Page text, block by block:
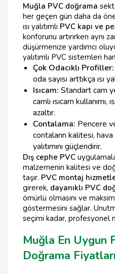
Muğla PVC doğrama
her geçen gün daha da
ısı yalıtımlı PVC kapı ve
konforunu artırırken aynı
düşürmenize yardımcı
yalıtımlı PVC sistemleri
Çok Odacıklı Profiller:
oda sayısı arttıkça ısı
Isıcam: Standart cam
camlı ısıcam kullanımı,
azaltır.
Contalama: Pencere
contaların kalitesi, hava
yalıtımını güçlendirir.
Dış cephe PVC
malzemenin kalitesi ve
taşır. PVC montaj
girerek, dayanıklı PVC
ömürlü olmasını ve
göstermesini sağlar.
seçimi kadar, profesyonel
Muğla En Uygun
Doğrama